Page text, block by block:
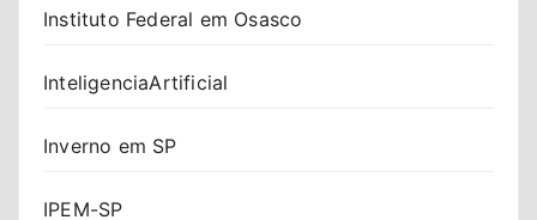
Instituto Federal em Osasco
InteligenciaArtificial
Inverno em SP
IPEM-SP